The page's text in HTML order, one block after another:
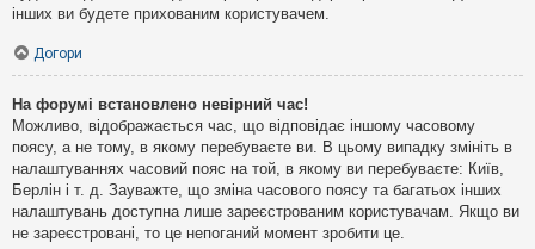
інших ви будете прихованим користувачем.
Догори
На форумі встановлено невірний час!
Можливо, відображається час, що відповідає іншому часовому
поясу, а не тому, в якому перебуваєте ви. В цьому випадку змініть в
налаштуваннях часовий пояс на той, в якому ви перебуваєте: Київ,
Берлін і т. д. Зауважте, що зміна часового поясу та багатьох інших
налаштувань доступна лише зареєстрованим користувачам. Якщо ви
не зареєстровані, то це непоганий момент зробити це.